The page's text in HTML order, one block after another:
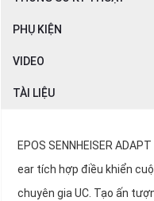
PHỤ KIỆN
VIDEO
TÀI LIỆU
EPOS SENNHEISER
ear tích hợp điều khiển
chuyên gia UC. Tạo ấn